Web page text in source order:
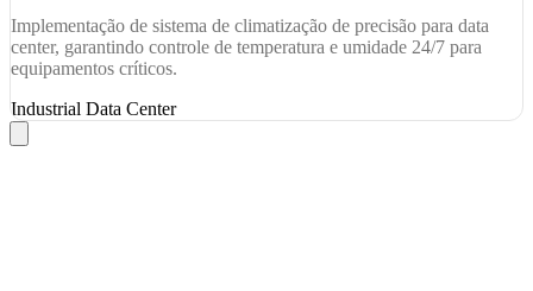
Implementação de sistema de climatização de precisão para data
center, garantindo controle de temperatura e umidade 24/7 para
equipamentos críticos.
Industrial Data Center